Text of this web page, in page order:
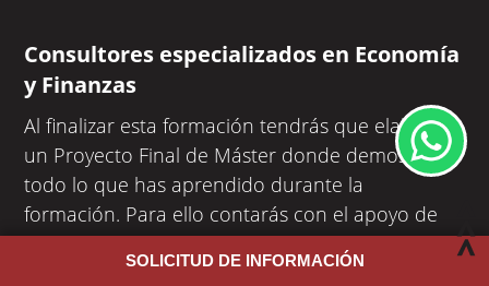
Consultores especializados en Economía
y Finanzas
Al finalizar esta formación tendrás que elaborar
un Proyecto Final de Máster donde demostrarás
todo lo que has aprendido durante la
formación. Para ello contarás con el apoyo de
expertos con una amplia trayectoria
profesional.
SOLICITUD DE INFORMACIÓN